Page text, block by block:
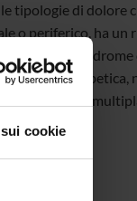
cookie
le tipologie di dolore
o periferico, ha un
come la
post-erpetica,